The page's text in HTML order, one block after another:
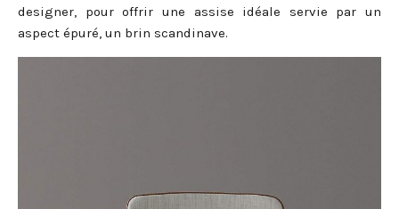
designer, pour offrir une assise idéale servie par un
aspect épuré, un brin scandinave.